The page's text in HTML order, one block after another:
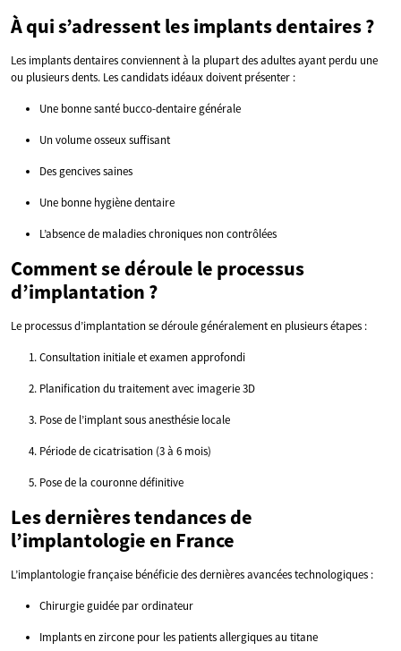
À qui s’adressent les implants dentaires ?
Les implants dentaires conviennent à la plupart des adultes ayant perdu une
ou plusieurs dents. Les candidats idéaux doivent présenter :
Une bonne santé bucco-dentaire générale
Un volume osseux suffisant
Des gencives saines
Une bonne hygiène dentaire
L’absence de maladies chroniques non contrôlées
Comment se déroule le processus
d’implantation ?
Le processus d’implantation se déroule généralement en plusieurs étapes :
Consultation initiale et examen approfondi
Planification du traitement avec imagerie 3D
Pose de l’implant sous anesthésie locale
Période de cicatrisation (3 à 6 mois)
Pose de la couronne définitive
Les dernières tendances de
l’implantologie en France
L’implantologie française bénéficie des dernières avancées technologiques :
Chirurgie guidée par ordinateur
Implants en zircone pour les patients allergiques au titane